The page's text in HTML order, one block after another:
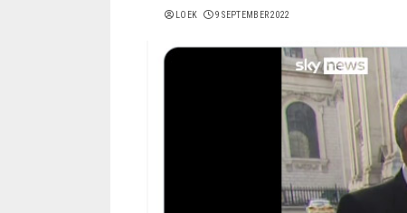
LOEK 9 SEPTEMBER 2022